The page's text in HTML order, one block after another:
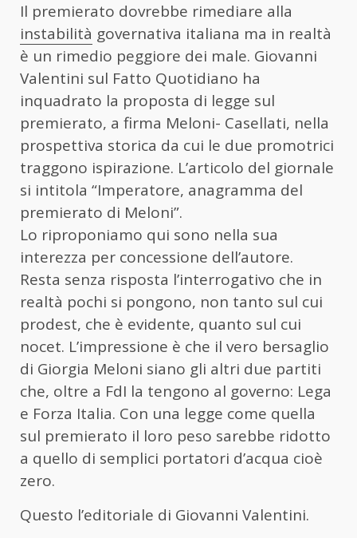
Il premierato dovrebbe rimediare alla
instabilità governativa italiana ma in realtà
è un rimedio peggiore dei male. Giovanni
Valentini sul Fatto Quotidiano ha
inquadrato la proposta di legge sul
premierato, a firma Meloni- Casellati, nella
prospettiva storica da cui le due promotrici
traggono ispirazione. L’articolo del giornale
si intitola “Imperatore, anagramma del
premierato di Meloni”.
Lo riproponiamo qui sono nella sua
interezza per concessione dell’autore.
Resta senza risposta l’interrogativo che in
realtà pochi si pongono, non tanto sul cui
prodest, che è evidente, quanto sul cui
nocet. L’impressione è che il vero bersaglio
di Giorgia Meloni siano gli altri due partiti
che, oltre a FdI la tengono al governo: Lega
e Forza Italia. Con una legge come quella
sul premierato il loro peso sarebbe ridotto
a quello di semplici portatori d’acqua cioè
zero.
Questo l’editoriale di Giovanni Valentini.